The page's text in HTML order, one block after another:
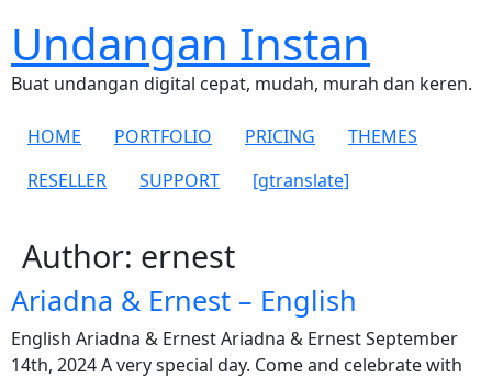
Undangan Instan
Buat undangan digital cepat, mudah, murah dan keren.
HOME PORTFOLIO PRICING
THEMES
RESELLER
SUPPORT [gtranslate]
Author: ernest
Ariadna & Ernest – English
English Ariadna & Ernest Ariadna & Ernest September
14th, 2024 A very special day. Come and celebrate with